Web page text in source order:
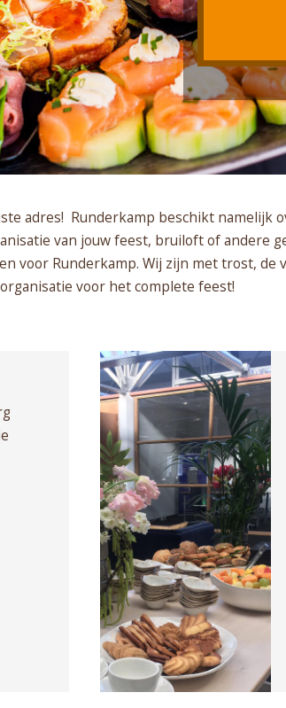
adres! Runderkamp beschikt namelijk
van jouw feest, bruiloft of andere
voor Runderkamp. Wij zijn met trost, de
voor het complete feest!